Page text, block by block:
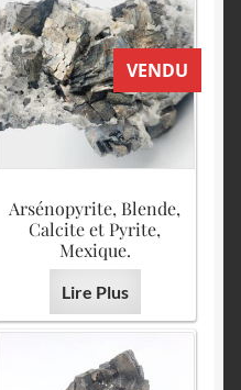
VENDU
Arsénopyrite, Blende,
Calcite et Pyrite,
Mexique.
Lire Plus